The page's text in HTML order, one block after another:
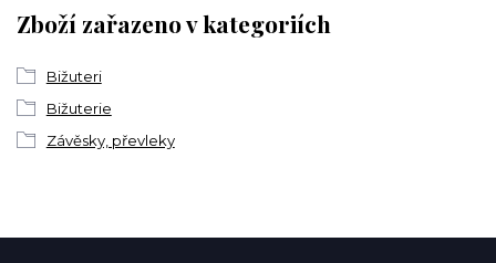
Zboží zařazeno v kategoriích
Bižuteri
Bižuterie
Závěsky, převleky